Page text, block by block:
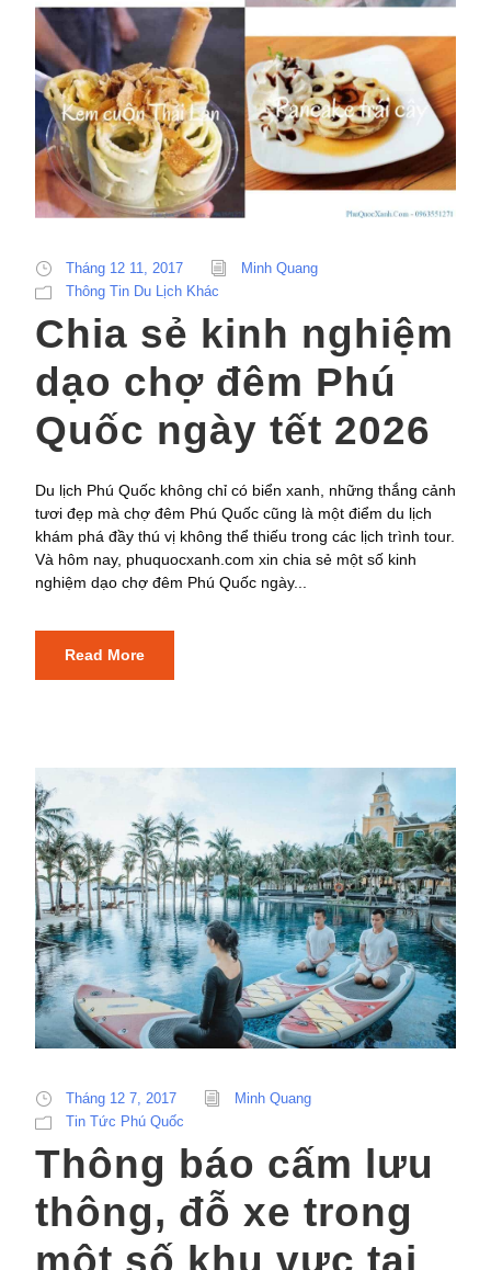
Tháng 12 11, 2017
Minh Quang
Thông Tin Du Lịch Khác
Chia sẻ kinh nghiệm
dạo chợ đêm Phú
Quốc ngày tết 2026
Du lịch Phú Quốc không chỉ có biển xanh, những thắng cảnh
tươi đẹp mà chợ đêm Phú Quốc cũng là một điểm du lịch
khám phá đầy thú vị không thể thiếu trong các lịch trình tour.
Và hôm nay, phuquocxanh.com xin chia sẻ một số kinh
nghiệm dạo chợ đêm Phú Quốc ngày...
Read More
Tháng 12 7, 2017
Minh Quang
Tin Tức Phú Quốc
Thông báo cấm lưu
thông, đỗ xe trong
một số khu vực tại